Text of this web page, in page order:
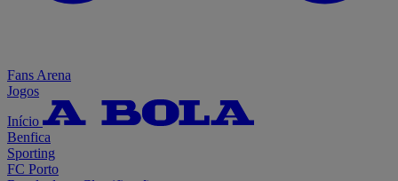
Fans Arena
Jogos
Início
Benfica
Sporting
FC Porto